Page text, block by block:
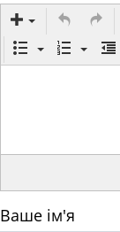
Ваше ім'я